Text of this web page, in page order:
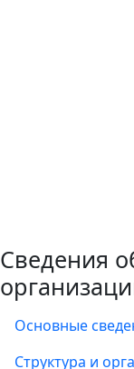
Сведения
Основные
Структура и